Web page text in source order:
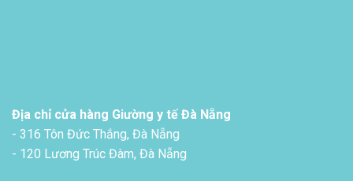
Địa chỉ cửa hàng Giường y tế Đà Nẵng
- 316 Tôn Đức Thắng, Đà Nẵng
- 120 Lương Trúc Đàm, Đà Nẵng